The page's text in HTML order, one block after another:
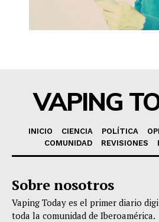
VAPING
INICIO CIENCIA POLÍTICA
COMUNIDAD
REVISIONES
Sobre nosotros
Vaping Today es el primer diario
toda la comunidad de Iberoamérica.